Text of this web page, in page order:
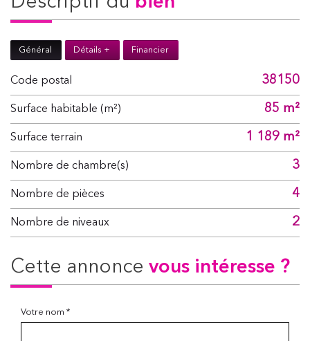
Général Détails + Financier
Code postal 38150
Surface habitable (m²) 85 m²
surface terrain 1 189 m²
Nombre de chambre(s) 3
Nombre de pièces 4
Nombre de niveaux 2
cette annonce vous intéresse ?
Votre nom *